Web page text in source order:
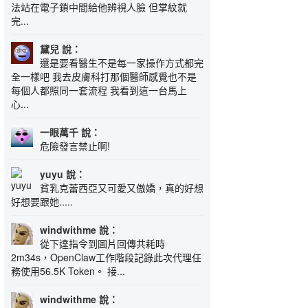
法站在電子鎖中間給他辨視人臉 但掌紋就
完...
黛兒 說：
還是要看醫生不是每一家操作方式都完
全一樣吧 我去皮膚科打那個醫師感覺也不是
每個人都照同一套流程 我看到這一台馬上
心...
一眼萬千 說：
危險發言禁止啊!
yuyu 說：
貧乳克蕾西亞又可愛又傲嬌，真的好想
好想要跟她.....
windwithme 說：
從下達指令到圖片回傳共耗時
2m34s，OpenClaw工作階段記錄此次代理任
務使用56.5K Token。 接...
windwithme 說：